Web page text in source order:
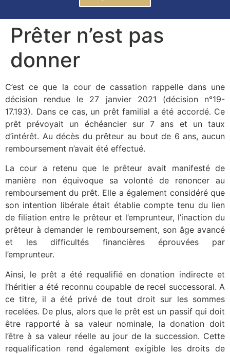
Prêter n’est pas
donner
C’est ce que la cour de cassation rappelle dans une
décision rendue le 27 janvier 2021 (décision n°19-
17.193). Dans ce cas, un prêt familial a été accordé. Ce
prêt prévoyait un échéancier sur 7 ans et un taux
d’intérêt. Au décès du prêteur au bout de 6 ans, aucun
remboursement n’avait été effectué.
La cour a retenu que le prêteur avait manifesté de
manière non équivoque sa volonté de renoncer au
remboursement du prêt. Elle a également considéréque
son intention libérale était établie compte tenu du lien
de filiationentre le prêteur et l’emprunteur, l’inaction du
prêteur à demander le remboursement, son âge avancé
et les difficultés financières éprouvées par
l’emprunteur.
Ainsi, le prêt a été requalifié en donation indirecte et
l’héritier a été reconnu coupable de recel successoral. A
ce titre, il a été privé de tout droit sur les sommes
recelées. De plus, alors que le prêt est un passif qui doit
être rapporté à sa valeur nominale, la donation doit
l’être à sa valeur réelle au jour de la succession. Cette
requalification rend également exigible les droits de